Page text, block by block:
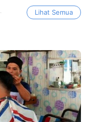
Lihat Semua